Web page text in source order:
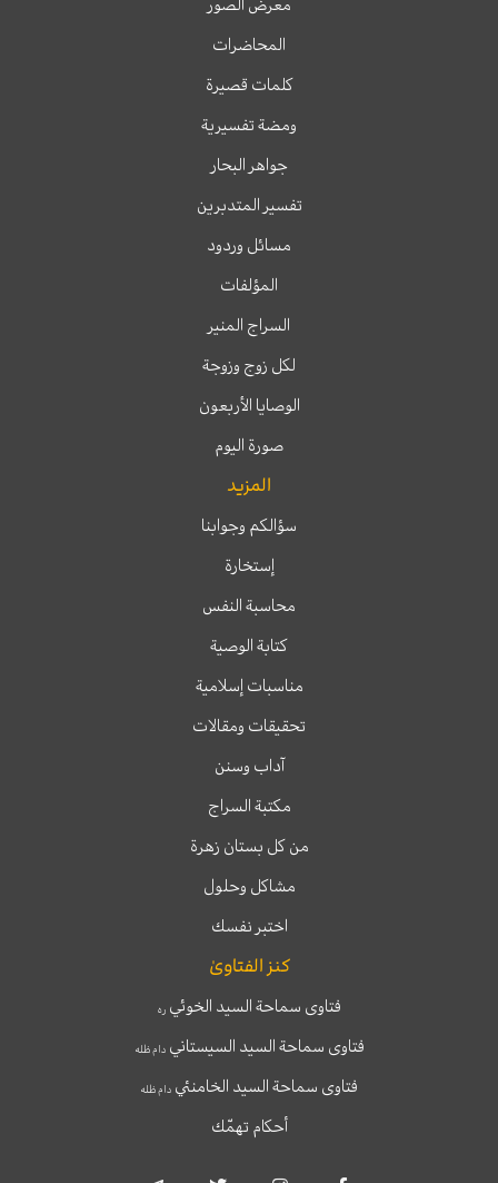
معرض الصور
المحاضرات
كلمات قصيرة
ومضة تفسيرية
جواهر البحار
تفسير المتدبرين
مسائل وردود
المؤلفات
السراج المنير
لكل زوج وزوجة
الوصايا الأربعون
صورة اليوم
المزيد
سؤالكم وجوابنا
إستخارة
محاسبة النفس
كتابة الوصية
مناسبات إسلامية
تحقيقات ومقالات
آداب وسنن
مكتبة السراج
من كل بستان زهرة
مشاكل وحلول
اختبر نفسك
كنز الفتاوىٰ
فتاوى سماحة السيد الخوئيره
فتاوى سماحة السيد السيستانيدام ظله
فتاوى سماحة السيد الخامنئي دام ظله
أحكام تهمّك
a